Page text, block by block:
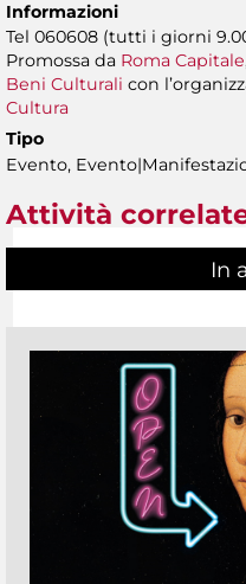
Informazioni
Tel 060608 (tutti i giorni
Promossa da Roma Capitale
Beni Culturali con
Cultura
Tipo
Evento,
Attività
In